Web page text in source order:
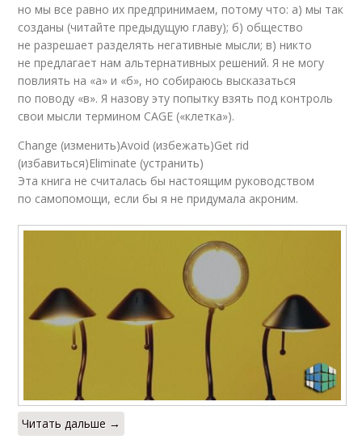
но мы все равно их предпринимаем, потому что: а) мы так
созданы (читайте предыдущую главу); б) общество
не разрешает разделять негативные мысли; в) никто
не предлагает нам альтернативных решений. Я не могу
повлиять на «а» и «б», но собираюсь высказаться
по поводу «в». Я назову эту попытку взять под контроль
свои мысли термином CAGE («клетка»).
Change (изменить)Avoid (избежать)Get rid
(избавиться)Eliminate (устранить)
Эта книга не считалась бы настоящим руководством
по самопомощи, если бы я не придумала акроним.
Читать дальше →